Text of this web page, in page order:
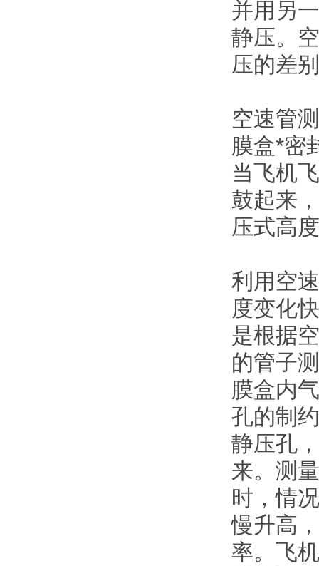
并用另
静压。
压的差
空速管
膜盒*密
当飞机
鼓起来
压式高
利用空
度变化
是根据
的管子
膜盒内
孔的制
静压孔
来。测
时，情
慢升高
率。飞